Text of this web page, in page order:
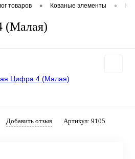
товаров • Кованые элементы •
(Малая)
Добавить отзыв Артикул: 9105